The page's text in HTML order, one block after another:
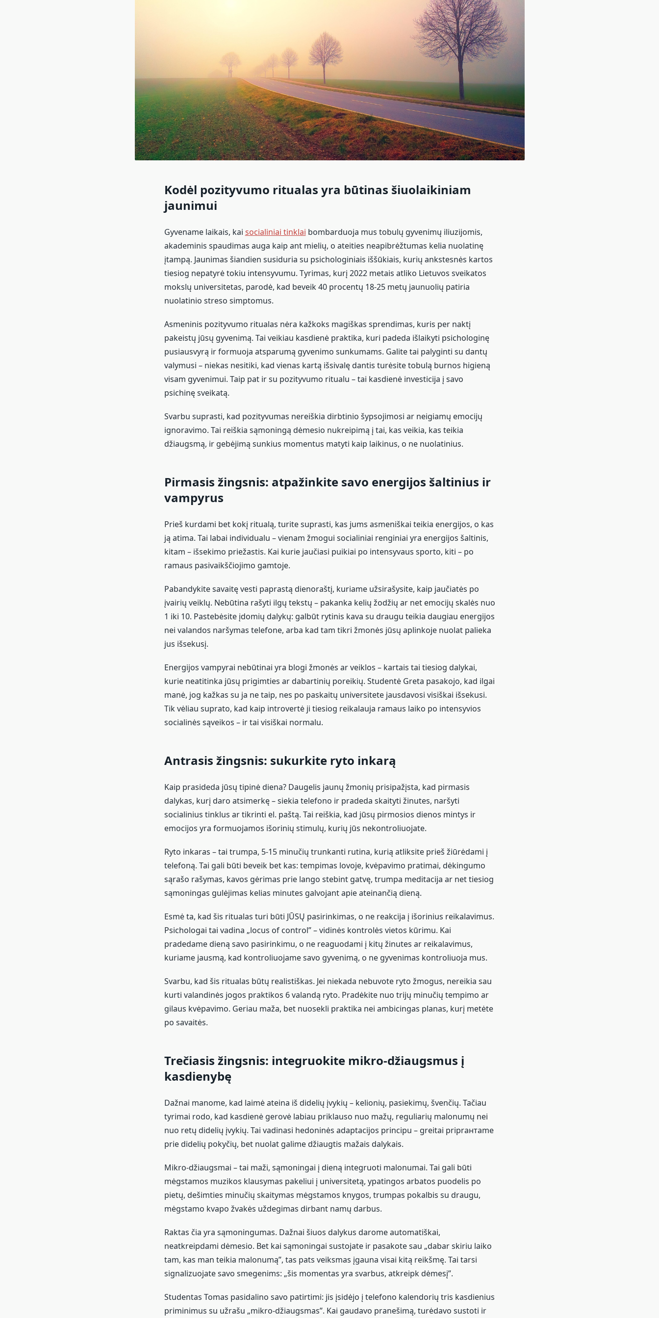
Kodėl pozityvumo ritualas yra būtinas šiuolaikiniam
jaunimui
Gyvename laikais, kai socialiniai tinklai bombarduoja mus tobulų gyvenimų iliuzijomis,
akademinis spaudimas auga kaip ant mielių, o ateities neapibrėžtumas kelia nuolatinę
įtampą. Jaunimas šiandien susiduria su psichologiniais iššūkiais, kurių ankstesnės kartos
tiesiog nepatyrė tokiu intensyvumu. Tyrimas, kurį 2022 metais atliko Lietuvos sveikatos
mokslų universitetas, parodė, kad beveik 40 procentų 18-25 metų jaunuolių patiria
nuolatinio streso simptomus.
Asmeninis pozityvumo ritualas nėra kažkoks magiškas sprendimas, kuris per naktį
pakeistų jūsų gyvenimą. Tai veikiau kasdienė praktika, kuri padeda išlaikyti psichologinę
pusiausvyrą ir formuoja atsparumą gyvenimo sunkumams. Galite tai palyginti su dantų
valymusi – niekas nesitiki, kad vienas kartą išsivalę dantis turėsite tobulą burnos higieną
visam gyvenimui. Taip pat ir su pozityvumo ritualu – tai kasdienė investicija į savo
psichinę sveikatą.
Svarbu suprasti, kad pozityvumas nereiškia dirbtinio šypsojimosi ar neigiamų emocijų
ignoravimo. Tai reiškia sąmoningą dėmesio nukreipimą į tai, kas veikia, kas teikia
džiaugsmą, ir gebėjimą sunkius momentus matyti kaip laikinus, o ne nuolatinius.
Pirmasis žingsnis: atpažinkite savo energijos šaltinius ir
vampyrus
Prieš kurdami bet kokį ritualą, turite suprasti, kas jums asmeniškai teikia energijos, o kas
ją atima. Tai labai individualu – vienam žmogui socialiniai renginiai yra energijos šaltinis,
kitam – išsekimo priežastis. Kai kurie jaučiasi puikiai po intensyvaus sporto, kiti – po
ramaus pasivaikščiojimo gamtoje.
Pabandykite savaitę vesti paprastą dienoraštį, kuriame užsirašysite, kaip jaučiatės po
įvairių veiklų. Nebūtina rašyti ilgų tekstų – pakanka kelių žodžių ar net emocijų skalės nuo
1 iki 10. Pastebėsite įdomių dalykų: galbūt rytinis kava su draugu teikia daugiau energijos
nei valandos naršymas telefone, arba kad tam tikri žmonės jūsų aplinkoje nuolat palieka
jus išsekusį.
Energijos vampyrai nebūtinai yra blogi žmonės ar veiklos – kartais tai tiesiog dalykai,
kurie neatitinka jūsų prigimties ar dabartinių poreikių. Studentė Greta pasakojo, kad ilgai
manė, jog kažkas su ja ne taip, nes po paskaitų universitete jausdavosi visiškai išsekusi.
Tik vėliau suprato, kad kaip introvertė ji tiesiog reikalauja ramaus laiko po intensyvios
socialinės sąveikos – ir tai visiškai normalu.
Antrasis žingsnis: sukurkite ryto inkarą
Kaip prasideda jūsų tipinė diena? Daugelis jaunų žmonių prisipažįsta, kad pirmasis
dalykas, kurį daro atsimerkę – siekia telefono ir pradeda skaityti žinutes, naršyti
socialinius tinklus ar tikrinti el. paštą. Tai reiškia, kad jūsų pirmosios dienos mintys ir
emocijos yra formuojamos išorinių stimulų, kurių jūs nekontroliuojate.
Ryto inkaras – tai trumpa, 5-15 minučių trunkanti rutina, kurią atliksite prieš žiūrėdami į
telefoną. Tai gali būti beveik bet kas: tempimas lovoje, kvėpavimo pratimai, dėkingumo
sąrašo rašymas, kavos gėrimas prie lango stebint gatvę, trumpa meditacija ar net tiesiog
sąmoningas gulėjimas kelias minutes galvojant apie ateinančią dieną.
Esmė ta, kad šis ritualas turi būti JŪSŲ pasirinkimas, o ne reakcija į išorinius reikalavimus.
Psichologai tai vadina „locus of control” – vidinės kontrolės vietos kūrimu. Kai
pradedame dieną savo pasirinkimu, o ne reaguodami į kitų žinutes ar reikalavimus,
kuriame jausmą, kad kontroliuojame savo gyvenimą, o ne gyvenimas kontroliuoja mus.
Svarbu, kad šis ritualas būtų realistiškas. Jei niekada nebuvote ryto žmogus, nereikia sau
kurti valandinės jogos praktikos 6 valandą ryto. Pradėkite nuo trijų minučių tempimo ar
gilaus kvėpavimo. Geriau maža, bet nuosekli praktika nei ambicingas planas, kurį metėte
po savaitės.
Trečiasis žingsnis: integruokite mikro-džiaugsmus į
kasdienybę
Dažnai manome, kad laimė ateina iš didelių įvykių – kelionių, pasiekimų, švenčių. Tačiau
tyrimai rodo, kad kasdienė gerovė labiau priklauso nuo mažų, reguliarių malonumų nei
nuo retų didelių įvykių. Tai vadinasi hedoninės adaptacijos principu – greitai priprантame
prie didelių pokyčių, bet nuolat galime džiaugtis mažais dalykais.
Mikro-džiaugsmai – tai maži, sąmoningai į dieną integruoti malonumai. Tai gali būti
mėgstamos muzikos klausymas pakeliui į universitetą, ypatingos arbatos puodelis po
pietų, dešimties minučių skaitymas mėgstamos knygos, trumpas pokalbis su draugu,
mėgstamo kvapo žvakės uždegimas dirbant namų darbus.
Raktas čia yra sąmoningumas. Dažnai šiuos dalykus darome automatiškai,
neatkreipdami dėmesio. Bet kai sąmoningai sustojate ir pasakote sau „dabar skiriu laiko
tam, kas man teikia malonumą”, tas pats veiksmas įgauna visai kitą reikšmę. Tai tarsi
signalizuojate savo smegenims: „šis momentas yra svarbus, atkreipk dėmesį”.
Studentas Tomas pasidalino savo patirtimi: jis įsidėjo į telefono kalendorių tris kasdienius
priminimus su užrašu „mikro-džiaugsmas”. Kai gaudavo pranešimą, turėdavo sustoti ir